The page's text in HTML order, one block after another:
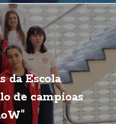
da Escola
de campioas